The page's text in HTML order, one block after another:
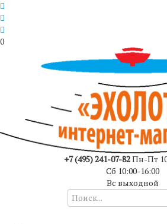
0
+7 (495) 241-07-82Пн-Пт
Сб 10:00-16:00
Вс выходной